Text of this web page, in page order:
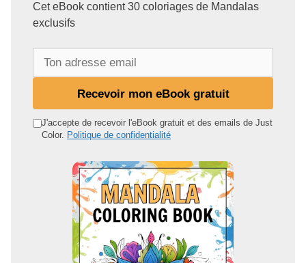
Cet eBook contient 30 coloriages de Mandalas
exclusifs
d
Recevoir mon eBook gratuit
J'accepte de recevoir l'eBook gratuit et des emails de Just
Color. Politique de confidentialité